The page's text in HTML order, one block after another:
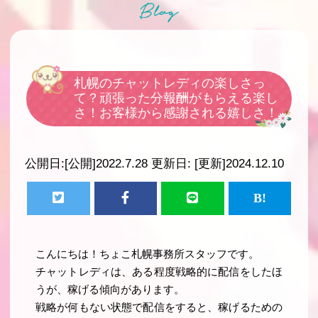
札幌のチャットレディの楽しさっ
て？頑張った分報酬がもらえる楽し
さ！お客様から感謝される嬉しさ！
公開日:[公開]2022.7.28 更新日: [更新]2024.12.10
こんにちは！ちょこ札幌事務所スタッフです。
チャットレディは、ある程度戦略的に配信をしたほ
うが、稼げる傾向があります。
戦略が何もない状態で配信をすると、稼げるための